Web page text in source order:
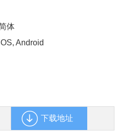
体
Android
下载地址